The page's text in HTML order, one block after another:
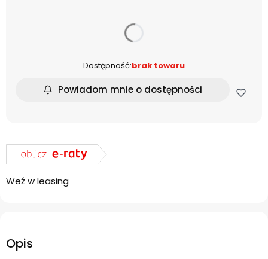
Dostępność:brak towaru
Powiadom mnie o dostępności
Weź w leasing
Opis